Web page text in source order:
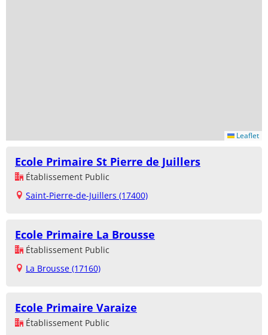
Leaflet
Ecole Primaire St Pierre de Juillers
Établissement Public
Saint-Pierre-de-Juillers (17400)
Ecole Primaire La Brousse
Établissement Public
La Brousse (17160)
Ecole Primaire Varaize
Établissement Public